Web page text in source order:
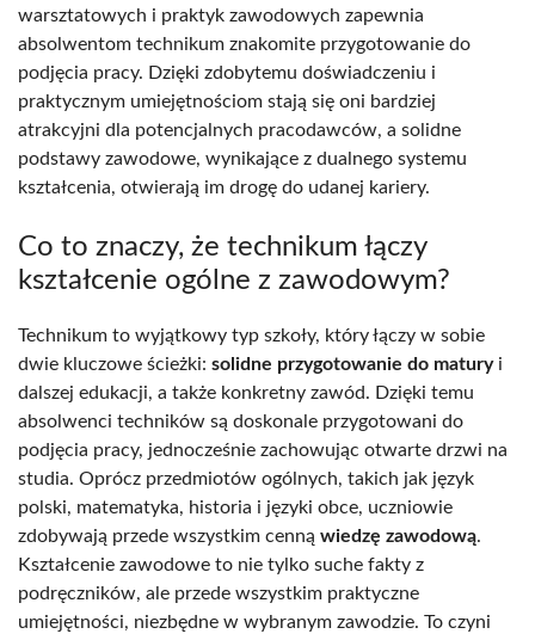
warsztatowych i praktyk zawodowych zapewnia
absolwentom technikum znakomite przygotowanie do
podjęcia pracy. Dzięki zdobytemu doświadczeniu i
praktycznym umiejętnościom stają się oni bardziej
atrakcyjni dla potencjalnych pracodawców, a solidne
podstawy zawodowe, wynikające z dualnego systemu
kształcenia, otwierają im drogę do udanej kariery.
Co to znaczy, że technikum łączy
kształcenie ogólne z zawodowym?
Technikum to wyjątkowy typ szkoły, który łączy w sobie
dwie kluczowe ścieżki: solidne przygotowanie do maturyi
dalszej edukacji, a także konkretny zawód. Dzięki temu
absolwenci techników są doskonale przygotowani do
podjęcia pracy, jednocześnie zachowując otwarte drzwi na
studia. Oprócz przedmiotów ogólnych, takich jak język
polski, matematyka, historia i języki obce, uczniowie
zdobywają przede wszystkim cenną wiedzę zawodową.
Kształcenie zawodowe to nie tylko suche fakty z
podręczników, ale przede wszystkim praktyczne
umiejętności, niezbędne w wybranym zawodzie. To czyni